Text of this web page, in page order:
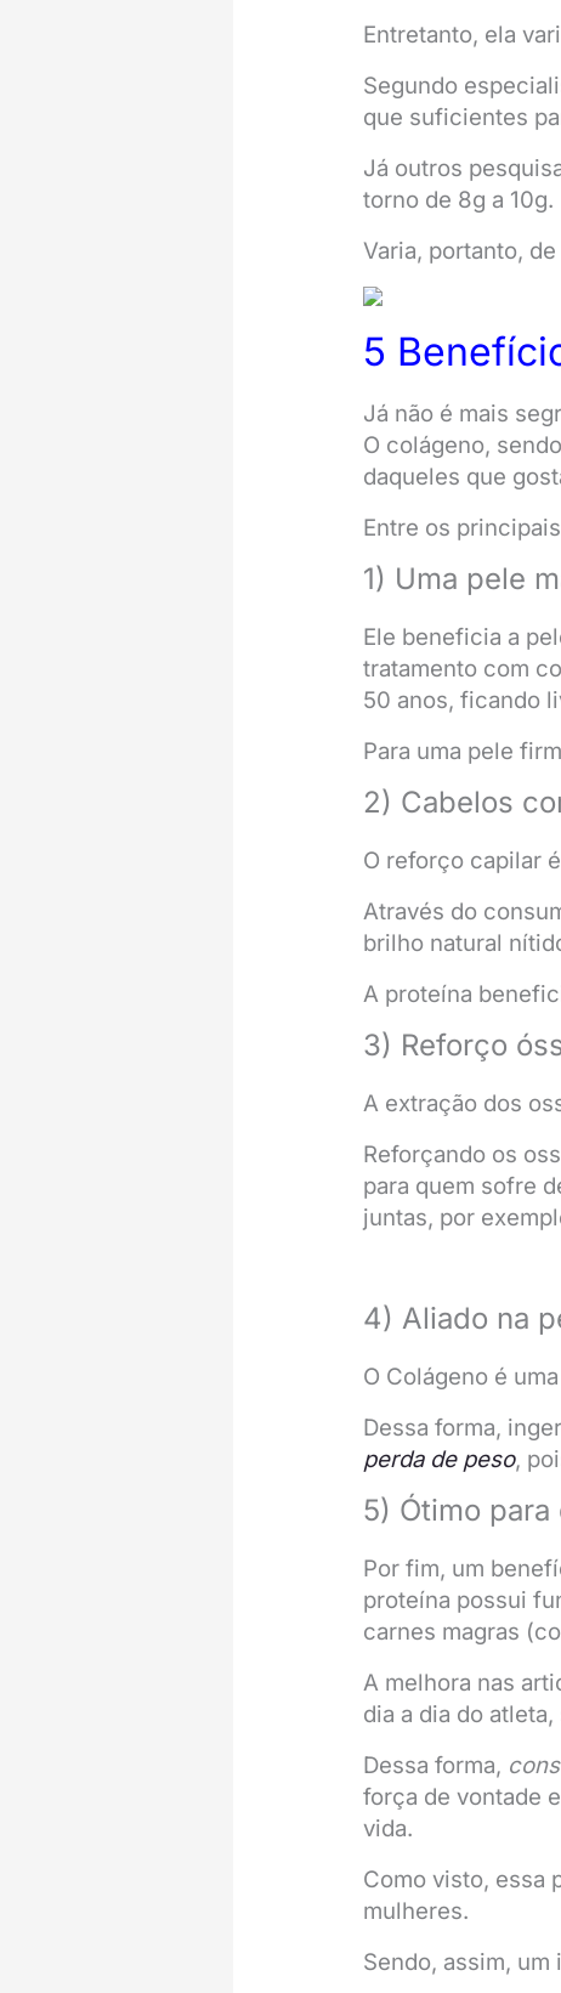
Entretanto, ela
Segundo
que suficientes
Já outros
torno de 8g a 10g.
Varia, portanto,
5
Já não é mais
O colágeno,
daqueles que
Entre os
1) Uma pele
Ele beneficia a
tratamento com
50 anos, ficando
Para uma pele
2) Cabelos
O reforço capilar
Através do
brilho natural
A proteína
3) Reforço
A extração dos
Reforçando os
para quem sofre
juntas, por
4) Aliado na
O Colágeno é
Dessa forma,
perda de peso,
5) Ótimo para
Por fim, um
proteína possui
carnes magras
A melhora nas
dia a dia do
Dessa forma,
força de vontade
vida.
Como visto, essa
mulheres.
Sendo, assim,